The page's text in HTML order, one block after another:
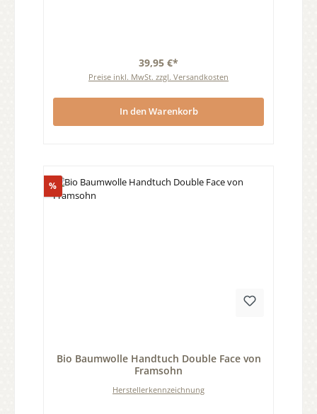
39,95 €*
Preise inkl. MwSt. zzgl. Versandkosten
In den Warenkorb
%Rabatt
Bio Baumwolle Handtuch Double Face von
Framsohn
Herstellerkennzeichnung